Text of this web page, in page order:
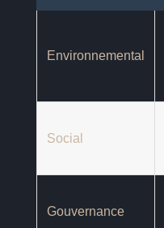
Environnemental
Social
Gouvernance